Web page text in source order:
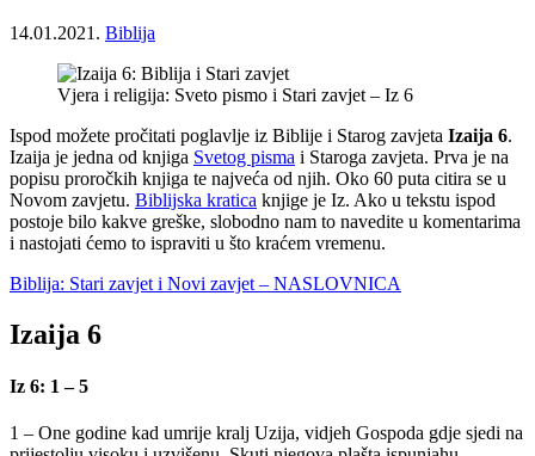
14.01.2021. Biblija
Vjera i religija: Sveto pismo i Stari zavjet – Iz 6
Ispod možete pročitati poglavlje iz Biblije i Starog zavjeta Izaija 6.
Izaija je jedna od knjiga Svetog pisma i Staroga zavjeta. Prva je na
popisu proročkih knjiga te najveća od njih. Oko 60 puta citira se u
Novom zavjetu. Biblijska kratica knjige je Iz. Ako u tekstu ispod
postoje bilo kakve greške, slobodno nam to navedite u komentarima
i nastojati ćemo to ispraviti u što kraćem vremenu.
Biblija: Stari zavjet i Novi zavjet – NASLOVNICA
Izaija 6
Iz 6: 1 – 5
1 – One godine kad umrije kralj Uzija, vidjeh Gospoda gdje sjedi na